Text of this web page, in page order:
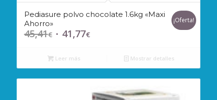
Pediasure polvo chocolate 1.6kg «Maxi
Ahorro»
45,41€ El
original
era:
45,41€.
41,77€El
es:
41,77€.
¡Oferta!
Leer más Mostrar detalles